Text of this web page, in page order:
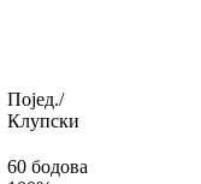
Појед./
Клупски
60 бодова